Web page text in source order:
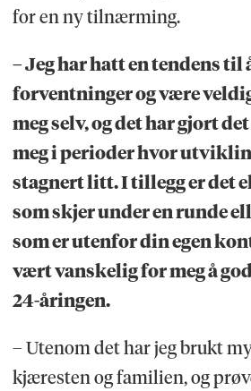
for en ny tilnærming.
– Jeg har hatt en tendens til
forventninger og være
meg selv, og det har gjort
meg i perioder hvor
stagnert litt. I tillegg er det
som skjer under en runde
som er utenfor din egen
vært vanskelig for meg å
24-åringen.
– Utenom det har jeg brukt
kjæresten og familien, og